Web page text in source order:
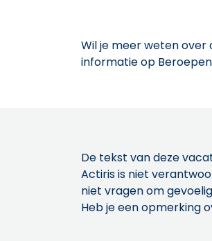
Wil je meer weten
informatie op
De tekst van deze
Actiris is niet
niet vragen om
Heb je een opmerking